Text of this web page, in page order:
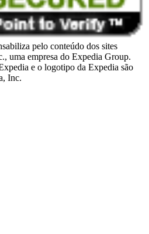
pelo conteúdo dos sites
uma empresa do Expedia Group.
e o logotipo da Expedia são
Inc.